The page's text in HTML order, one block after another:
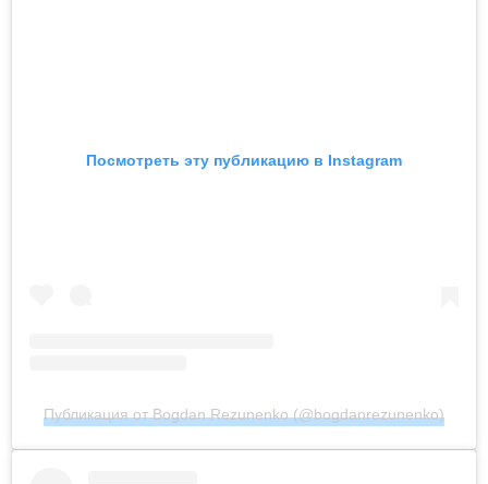
Посмотреть эту публикацию в Instagram
Публикация от Bogdan Rezunenko (@bogdanrezunenko)